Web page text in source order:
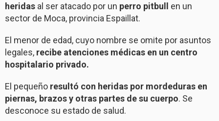
heridas al ser atacado por un perro pitbull
en un
sector de Moca, provincia Espaillat.
El menor de edad, cuyo nombre se omite por asuntos
legales, recibe atenciones médicas en un centro
hospitalario privado.
El pequeño resultó con heridas por mordeduras en
piernas, brazos y otras partes de su cuerpo. Se
desconoce su estado de salud.